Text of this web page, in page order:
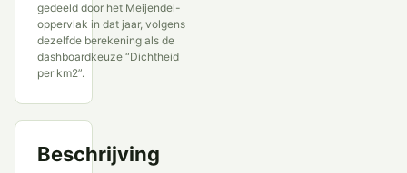
gedeeld door het Meijendel-
oppervlak in dat jaar, volgens
dezelfde berekening als de
dashboardkeuze “Dichtheid
per km2”.
Beschrijving